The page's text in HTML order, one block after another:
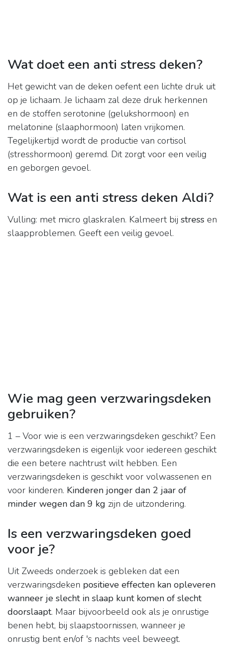
Wat doet een anti stress deken?
Het gewicht van de deken oefent een lichte druk uit
op je lichaam. Je lichaam zal deze druk herkennen
en de stoffen serotonine (gelukshormoon) en
melatonine (slaaphormoon) laten vrijkomen.
Tegelijkertijd wordt de productie van cortisol
(stresshormoon) geremd. Dit zorgt voor een veilig
en geborgen gevoel.
Wat is een anti stress deken Aldi?
Vulling: met micro glaskralen. Kalmeert bij stress en
slaapproblemen. Geeft een veilig gevoel.
Wie mag geen verzwaringsdeken
gebruiken?
1 – Voor wie is een verzwaringsdeken geschikt? Een
verzwaringsdeken is eigenlijk voor iedereen geschikt
die een betere nachtrust wilt hebben. Een
verzwaringsdeken is geschikt voor volwassenen en
voor kinderen. Kinderen jonger dan 2 jaar of
minder wegen dan 9 kg zijn de uitzondering.
Is een verzwaringsdeken goed
voor je?
Uit Zweeds onderzoek is gebleken dat een
verzwaringsdeken positieve effecten kan opleveren
wanneer je slecht in slaap kunt komen of slecht
doorslaapt. Maar bijvoorbeeld ook als je onrustige
benen hebt, bij slaapstoornissen, wanneer je
onrustig bent en/of 's nachts veel beweegt.